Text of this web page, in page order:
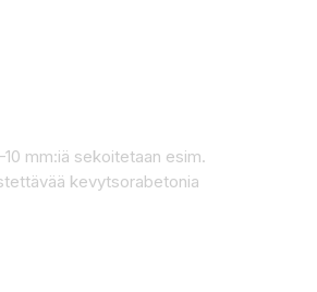
mm:iä sekoitetaan esim.
kevytsorabetonia